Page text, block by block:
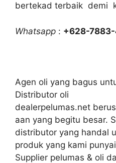
bertekad terbaik demi
Whatsapp : +628-
Agen oli yang bagus
Distributor oli
dealerpelumas.net
aan yang begitu besar.
distributor yang handal
produk yang kami
Supplier pelumas & oli